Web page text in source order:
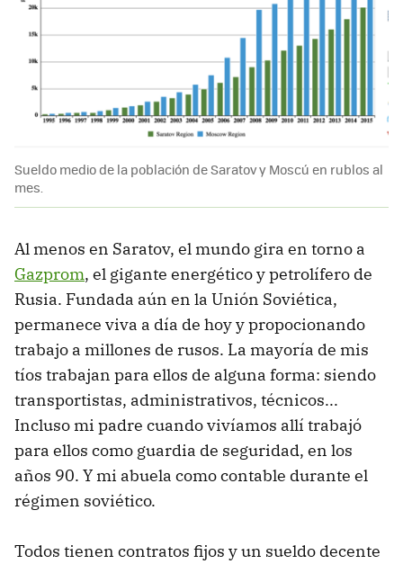
Sueldo medio de la población de Saratov y Moscú en rublos al
mes.
Al menos en Saratov, el mundo gira en torno a
Gazprom, el gigante energético y petrolífero de
Rusia. Fundada aún en la Unión Soviética,
permanece viva a día de hoy y propocionando
trabajo a millones de rusos. La mayoría de mis
tíos trabajan para ellos de alguna forma: siendo
transportistas, administrativos, técnicos...
Incluso mi padre cuando vivíamos allí trabajó
para ellos como guardia de seguridad, en los
años 90. Y mi abuela como contable durante el
régimen soviético.
Todos tienen contratos fijos y un sueldo decente